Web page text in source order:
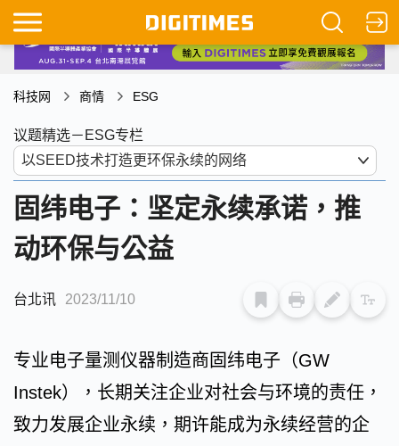
科技网 商情 ESG
议题精选－ESG专栏
固纬电子：坚定永续承诺，推
动环保与公益
台北讯 2023/11/10
专业电子量测仪器制造商固纬电子（GW
Instek），长期关注企业对社会与环境的责任，
致力发展企业永续，期许能成为永续经营的企